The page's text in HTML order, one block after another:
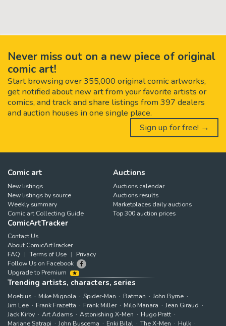
Never miss out on a new piece of original
comic art!
Start browsing over 355,000 original comic artworks,
get notified about new art from your favorite artists or
comics, and track and share listings from 397 dealers
and auction houses in one single place.
Sign up for free! →
Comic art
New listings
New listings by source
Weekly summary
Comic art Collecting Guide
Auctions
Auctions calendar
Auctions results
Marketplaces daily auctions
Top 300 auction prices
ComicArtTracker
Contact Us
About ComicArtTracker
FAQ
Terms of Use
Privacy
Follow Us on Facebook
Upgrade to Premium
Trending artists, characters, series
Moebius Mike Mignola Spider-Man Batman
John Byrne
Jim Lee
Frank Frazetta Frank Miller Milo Manara
Jean Giraud
Jack Kirby
Art Adams Astonishing X-Men
Hugo Pratt
Marjane Satrapi
John Buscema Enki Bilal The X-Men Hulk